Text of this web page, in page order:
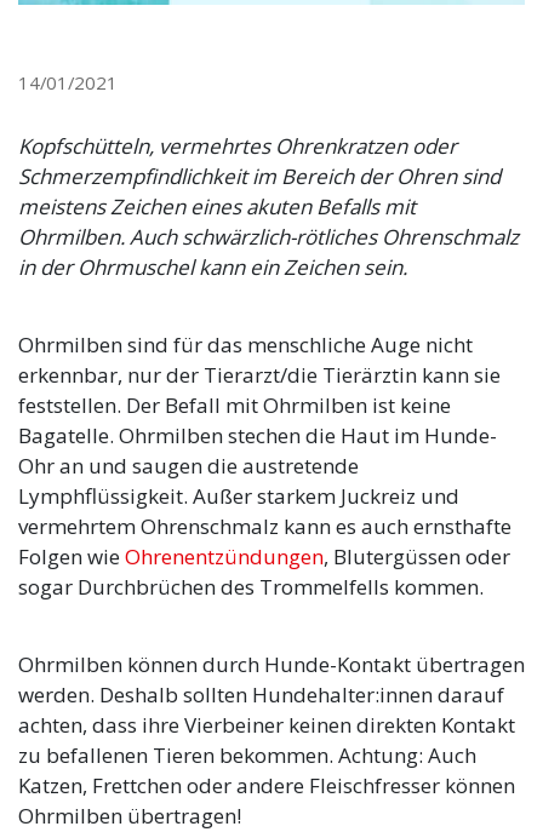
14/01/2021
Kopfschütteln, vermehrtes Ohrenkratzen oder
Schmerzempfindlichkeit im Bereich der Ohren sind
meistens Zeichen eines akuten Befalls mit
Ohrmilben. Auch schwärzlich-rötliches Ohrenschmalz
in der Ohrmuschel kann ein Zeichen sein.
Ohrmilben sind für das menschliche Auge nicht
erkennbar, nur der Tierarzt/die Tierärztin kann sie
feststellen. Der Befall mit Ohrmilben ist keine
Bagatelle. Ohrmilben stechen die Haut im Hunde-
Ohr an und saugen die austretende
Lymphflüssigkeit. Außer starkem Juckreiz und
vermehrtem Ohrenschmalz kann es auch ernsthafte
Folgen wieOhrenentzündungen, Blutergüssen oder
sogar Durchbrüchen des Trommelfells kommen.
Ohrmilben können durch Hunde-Kontakt übertragen
werden. Deshalb sollten Hundehalter:innen darauf
achten, dass ihre Vierbeiner keinen direkten Kontakt
zu befallenen Tieren bekommen. Achtung: Auch
Katzen, Frettchen oder andere Fleischfresser können
Ohrmilben übertragen!